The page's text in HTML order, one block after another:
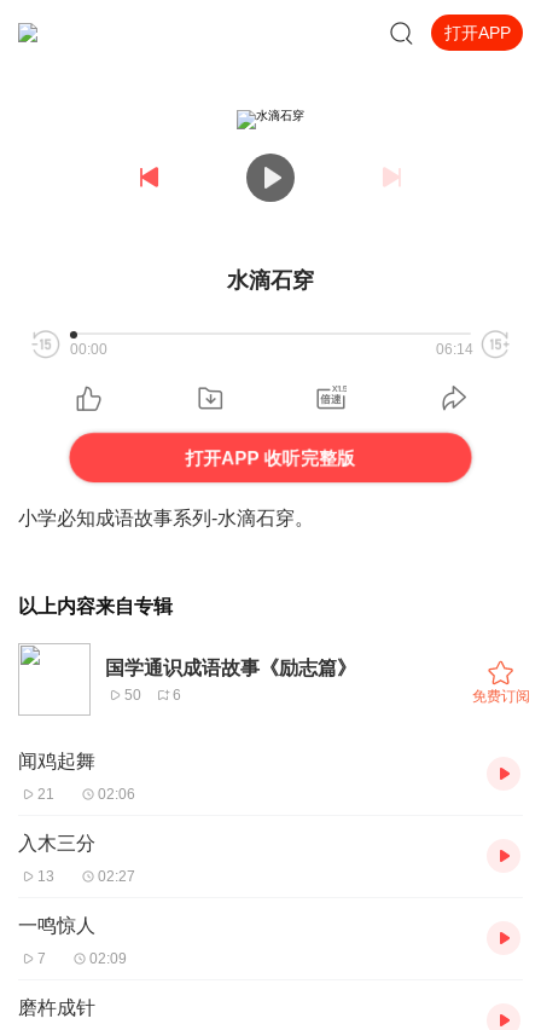
打开APP
水滴石穿
00:00 06:14
打开APP 收听完整版
小学必知成语故事系列-水滴石穿。
以上内容来自专辑
国学通识成语故事《励志篇》
50 6 免费订阅
闻鸡起舞
21 02:06
入木三分
13 02:27
一鸣惊人
7 02:09
磨杵成针